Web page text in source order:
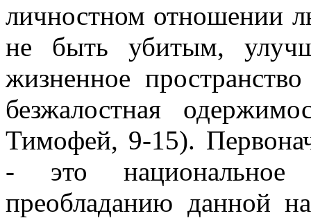
личностном отношении
не быть убитым,
жизненное
безжалостная
Тимофей, 9-15).
- это национальное
преобладанию данной